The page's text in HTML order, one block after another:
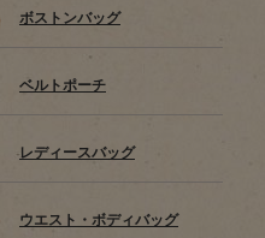
ボストンバッグ
ベルトポーチ
レディースバッグ
ウエスト・ボディバッグ